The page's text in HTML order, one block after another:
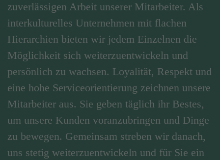
zuverlässigen Arbeit unserer Mitarbeiter. Als
interkulturelles Unternehmen mit flachen
Hierarchien bieten wir jedem Einzelnen die
Möglichkeit sich weiterzuentwickeln und
persönlich zu wachsen. Loyalität, Respekt und
eine hohe Serviceorientierung zeichnen unsere
Mitarbeiter aus. Sie geben täglich ihr Bestes,
um unsere Kunden voranzubringen und Dinge
zu bewegen. Gemeinsam streben wir danach,
uns stetig weiterzuentwickeln und für Sie ein